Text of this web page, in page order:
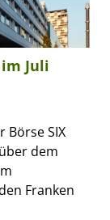
Juli
Börse SIX
dem
Franken